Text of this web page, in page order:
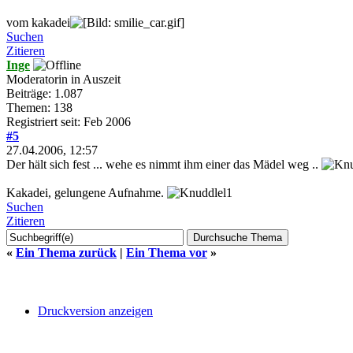
vom kakadei
Suchen
Zitieren
Inge
Moderatorin in Auszeit
Beiträge: 1.087
Themen: 138
Registriert seit: Feb 2006
#5
27.04.2006, 12:57
Der hält sich fest ... wehe es nimmt ihm einer das Mädel weg ..
Kakadei, gelungene Aufnahme.
Suchen
Zitieren
« Ein Thema zurück | Ein Thema vor »
Druckversion anzeigen